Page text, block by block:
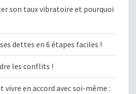
son taux vibratoire et pourquoi
dettes en 6 étapes faciles !
les conflits !
vivre en accord avec soi-même :